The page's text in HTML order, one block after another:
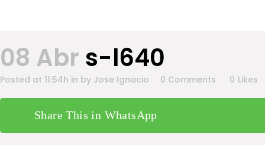
08 Abr s-l640
Posted at 11:54h in by Jose Ignacio 0 Comments 0 Likes
Share This in WhatsApp